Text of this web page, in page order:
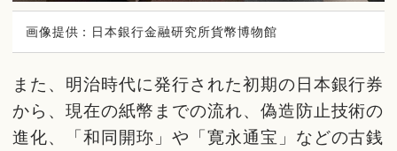
画像提供：日本銀行金融研究所貨幣博物館
また、明治時代に発行された初期の日本銀行券
から、現在の紙幣までの流れ、偽造防止技術の
進化、「和同開珎」や「寛永通宝」などの古銭